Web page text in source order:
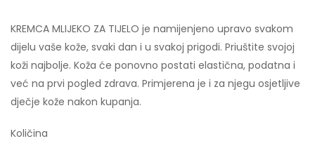
KREMCA MLIJEKO ZA TIJELO je namijenjeno upravo svakom
dijelu vaše kože, svaki dan i u svakoj prigodi. Priuštite svojoj
koži najbolje. Koža će ponovno postati elastična, podatna i
već na prvi pogled zdrava. Primjerena je i za njegu osjetljive
dječje kože nakon kupanja.
Količina